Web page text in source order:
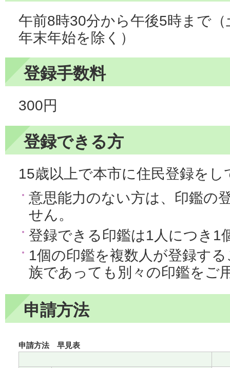
午前8時30分から午後5時まで
年末年始を除く）
登録手数料
300円
登録できる方
15歳以上で本市に住民登録をし
意思能力のない方は、印鑑の
せん。
登録できる印鑑は1人につき1
1個の印鑑を複数人が登録す
族であっても別々の印鑑をご
申請方法
申請方法 早見表